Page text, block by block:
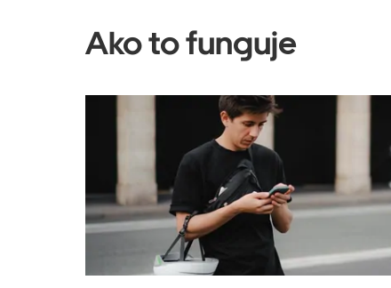
Ako to funguje